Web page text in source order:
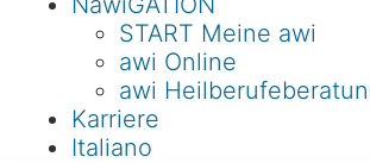
START Meine awi
awi Online
awi
Karriere
Italiano